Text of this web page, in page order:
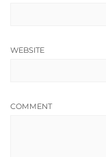
WEBSITE
COMMENT